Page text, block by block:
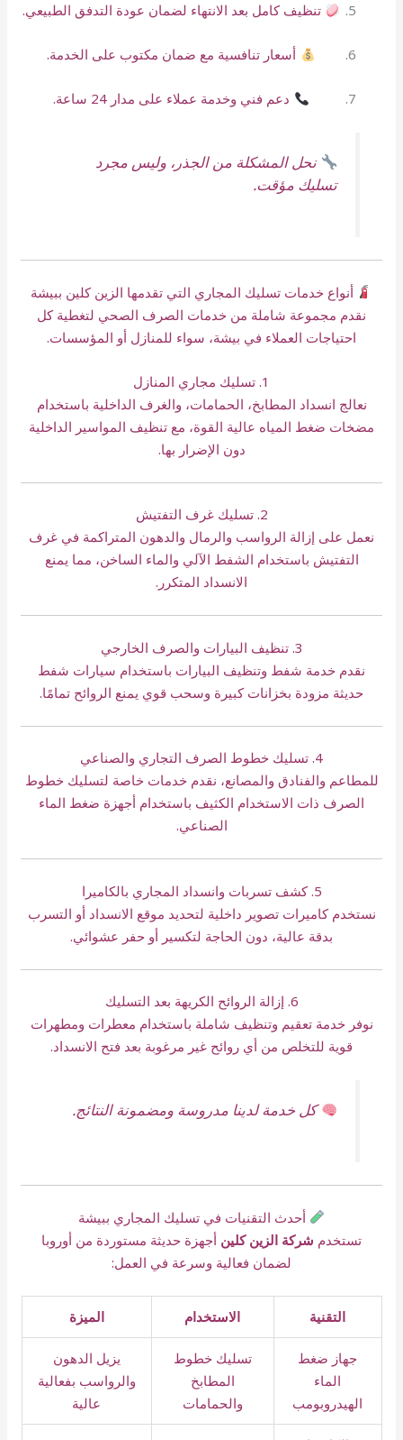
تنظيف كامل بعد الانتهاء لضمان عودة التدفق الطبيعي.
أسعار تنافسية مع ضمان مكتوب على الخدمة.
دعم فني وخدمة عملاء على مدار 24 ساعة.
نحل المشكلة من الجذر، وليس مجرد
تسليك مؤقت.
أنواع خدمات تسليك المجاري التي تقدمها الزين كلين ببيشة
نقدم مجموعة شاملة من خدمات الصرف الصحي لتغطية كل
احتياجات العملاء في بيشة، سواء للمنازل أو المؤسسات.
1. تسليك مجاري المنازل
نعالج انسداد المطابخ، الحمامات، والغرف الداخلية باستخدام
مضخات ضغط المياه عالية القوة، مع تنظيف المواسير الداخلية
دون الإضرار بها.
2. تسليك غرف التفتيش
نعمل على إزالة الرواسب والرمال والدهون المتراكمة في غرف
التفتيش باستخدام الشفط الآلي والماء الساخن، مما يمنع
الانسداد المتكرر.
3. تنظيف البيارات والصرف الخارجي
نقدم خدمة شفط وتنظيف البيارات باستخدام سيارات شفط
حديثة مزودة بخزانات كبيرة وسحب قوي يمنع الروائح تمامًا.
4. تسليك خطوط الصرف التجاري والصناعي
للمطاعم والفنادق والمصانع، نقدم خدمات خاصة لتسليك خطوط
الصرف ذات الاستخدام الكثيف باستخدام أجهزة ضغط الماء
الصناعي.
5. كشف تسربات وانسداد المجاري بالكاميرا
نستخدم كاميرات تصوير داخلية لتحديد موقع الانسداد أو التسرب
بدقة عالية، دون الحاجة لتكسير أو حفر عشوائي.
6. إزالة الروائح الكريهة بعد التسليك
نوفر خدمة تعقيم وتنظيف شاملة باستخدام معطرات ومطهرات
قوية للتخلص من أي روائح غير مرغوبة بعد فتح الانسداد.
كل خدمة لدينا مدروسة ومضمونة النتائج.
أحدث التقنيات في تسليك المجاري ببيشة
تستخدم شركة الزين كلين أجهزة حديثة مستوردة من أوروبا
لضمان فعالية وسرعة في العمل:
التقنية الاستخدام الميزة
جهاز ضغط
الماء
الهيدروبومب
تسليك خطوط
المطابخ
والحمامات
يزيل الدهون
والرواسب بفعالية
عالية